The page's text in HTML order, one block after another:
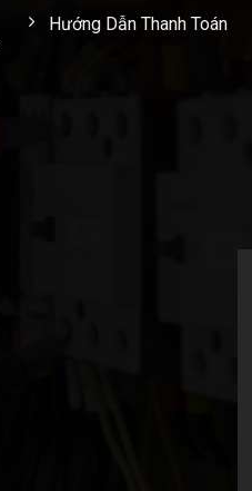
Hướng Dẫn Thanh Toán